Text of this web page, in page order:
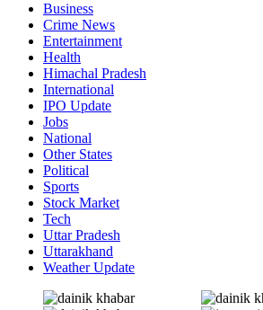
Business
Crime News
Entertainment
Health
Himachal Pradesh
International
IPO Update
Jobs
National
Other States
Political
Sports
Stock Market
Tech
Uttar Pradesh
Uttarakhand
Weather Update